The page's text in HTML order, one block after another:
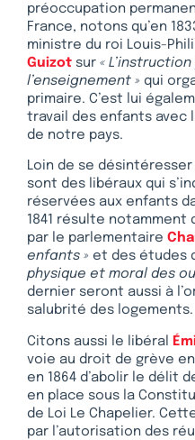
préoccupation
France, notons qu’en
ministre du roi Louis-
Guizot sur «
l’enseignement » qui
primaire. C’est lui
travail des enfants avec
de notre pays.
Loin de se
sont des libéraux qui
réservées aux enfants
1841 résulte notamment
par le parlementaire
enfants » et des études
physique et moral des
dernier seront aussi à
salubrité des logements.
Citons aussi le libéral
voie au droit de grève en
en 1864 d’abolir le délit
en place sous la
de Loi Le Chapelier.
par l’autorisation des